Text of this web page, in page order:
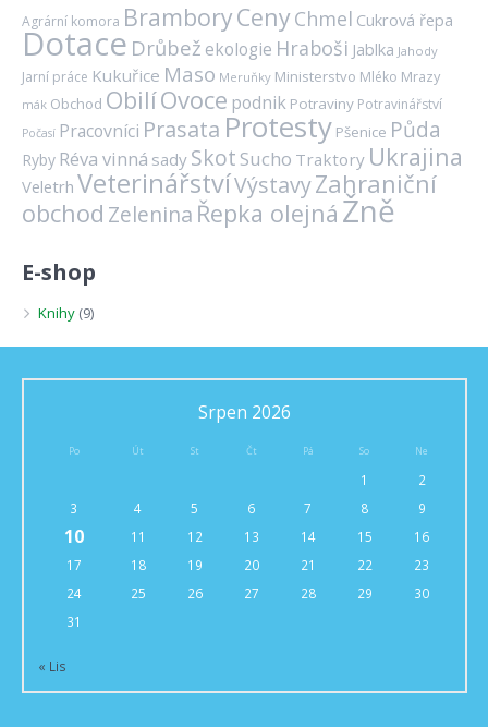
Agrární komora BramboryCenyChmel Cukrová řepa
Dotace Drůbež ekologie Hraboši Jablka Jahody
Jarní práce Kukuřice Maso Meruňky Ministerstvo Mléko Mrazy
mák Obchod ObilíOvoce podnik Potraviny Potravinářství
Počasí Pracovníci Prasata Protesty Pšenice Půda
Ryby Réva vinná sady Skot Sucho Traktory Ukrajina
Veletrh VeterinářstvíVýstavyZahraniční
obchod Zelenina Řepka olejná Žně
E-shop
Knihy (9)
Srpen 2026
Po Út St Čt Pá So Ne
1
2
3
4 5 6 7 8 9
10 11 12 13 14 15
16
17
18 19 20 21 22
23
24
25 26 27 28 29
30
31
« Lis